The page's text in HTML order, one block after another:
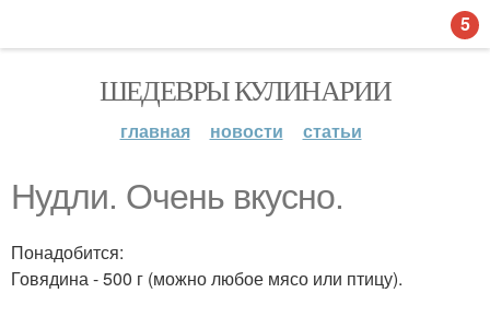
ШЕДЕВРЫ КУЛИНАРИИ
главная новости статьи
Нудли. Очень вкусно.
Понадобится:
Говядина - 500 г (можно любое мясо или птицу).
5